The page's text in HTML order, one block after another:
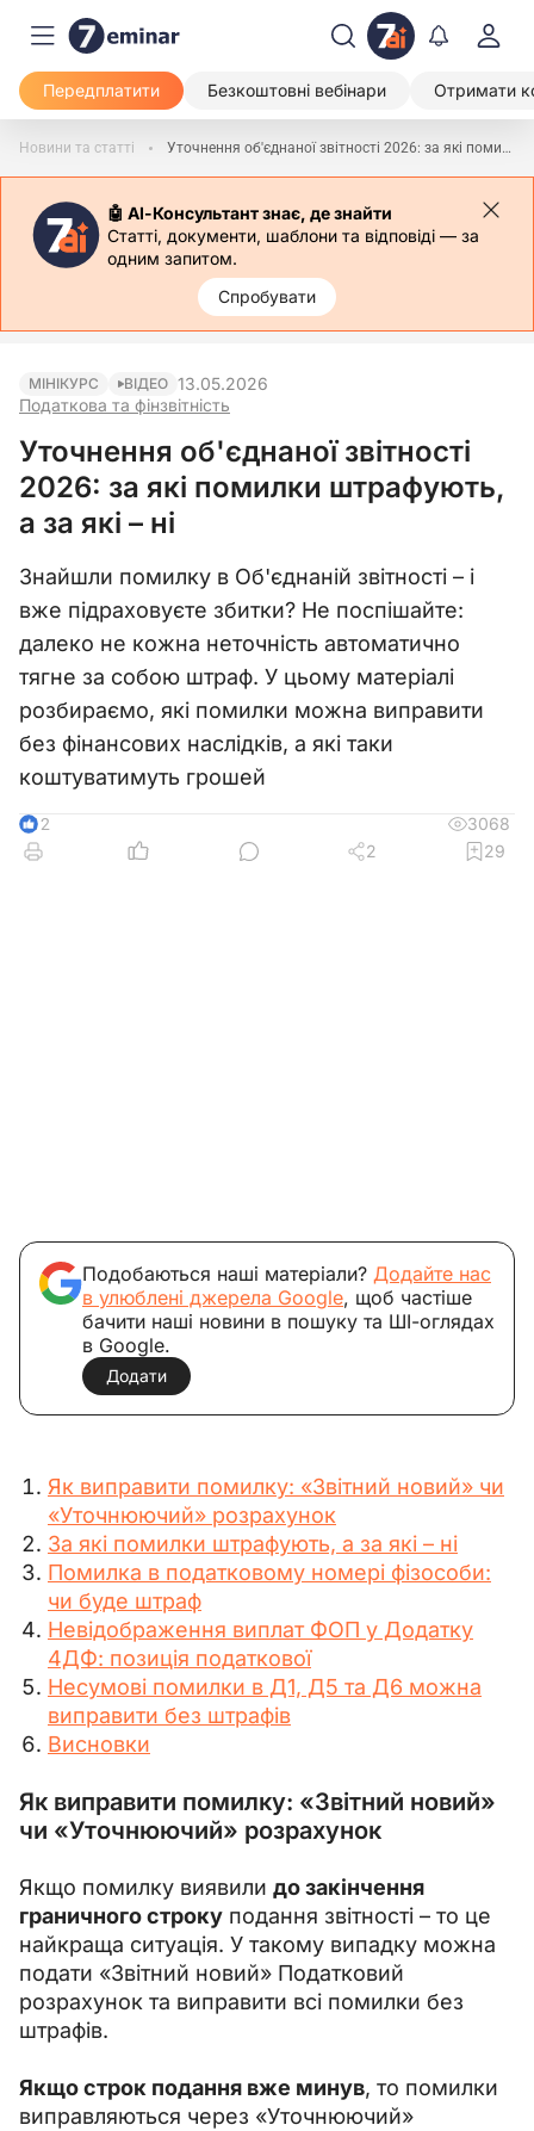
Передплатити Безкоштовні вебінари Отримати
Новини та статті Уточнення об'єднаної звітності 2026: за які помилки штрафують, а за які – ні
🤖 АІ-Консультант знає, де знайти
Статті, документи, шаблони та відповіді — за
одним запитом.
Спробувати
МІНІКУРС ВІДЕО
Податкова та фінзвітність
13.05.2026
Уточнення об'єднаної звітності
2026: за які помилки штрафують,
а за які – ні
Знайшли помилку в Об'єднаній звітності – і
вже підраховуєте збитки? Не поспішайте:
далеко не кожна неточність автоматично
тягне за собою штраф. У цьому матеріалі
розбираємо, які помилки можна виправити
без фінансових наслідків, а які таки
коштуватимуть грошей
12
3068
2
29
Подобаються наші матеріали? Додайте нас
в улюблені джерела Google, щоб частіше
бачити наші новини в пошуку та ШІ-оглядах
в Google.
Додати
Як виправити помилку: «Звітний новий» чи
«Уточнюючий» розрахунок
За які помилки штрафують, а за які – ні
Помилка в податковому номері фізособи:
чи буде штраф
Невідображення виплат ФОП у Додатку
4ДФ: позиція податкової
Несумові помилки в Д1, Д5 та Д6 можна
виправити без штрафів
Висновки
Як виправити помилку: «Звітний новий»
чи «Уточнюючий» розрахунок
Якщо помилку виявили до закінчення
граничного строку подання звітності – то це
найкраща ситуація. У такому випадку можна
подати «Звітний новий» Податковий
розрахунок та виправити всі помилки без
штрафів.
Якщо строк подання вже минув, то помилки
виправляються через «Уточнюючий»